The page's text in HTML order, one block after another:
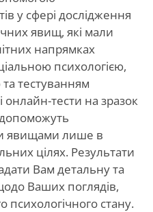
у сфері дослідження
явищ, які мали
напрямках
психологією,
тестуванням
онлайн-тести на зразок
явищами лише в
цілях. Результати
Вам детальну та
Ваших поглядів,
психологічного стану.